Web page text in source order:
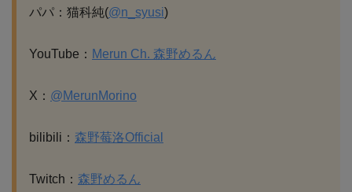
パパ：猫科純(@n_syusi)
YouTube： Merun Ch. 森野めるん
X： @MerunMorino
bilibili： 森野莓洛Official
Twitch： 森野めるん